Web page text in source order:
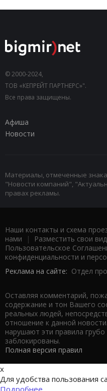
© 2000-2024,
ТОВ «КЕПРЕЙТ ПАРТНЕРС»".
Все права защищены.
Афиша
Новости
Материалы, отмеченные
"Новости компаний",
правах рекламы.
Наши контакты и схема
нами | Разместить свои
Пользовательское
конфиденциальности и
Реклама на сайте: Отдел
Оставляя комментарий,
содержание и тон Вашего
реальных людей,
отношение к данной
нарушают эти правила
заблокированы.
Полная версия правил
x
Для удобства пользования